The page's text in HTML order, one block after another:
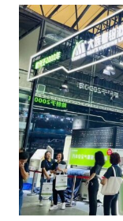
展会日程
展会相册
联系我们
联系信息
加入我们